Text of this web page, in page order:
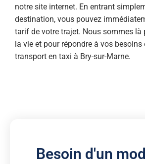
notre site internet. En entrant
destination, vous pouvez
tarif de votre trajet. Nous sommes
la vie et pour répondre à vos besoins
transport en taxi à Bry-sur-Marne.
Besoin d'un